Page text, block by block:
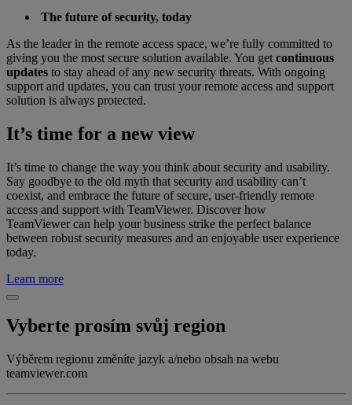
The future of security, today
As the leader in the remote access space, we’re fully committed to
giving you the most secure solution available. You get continuous
updates to stay ahead of any new security threats. With ongoing
support and updates, you can trust your remote access and support
solution is always protected.
It’s time for a new view
It’s time to change the way you think about security and usability.
Say goodbye to the old myth that security and usability can’t
coexist, and embrace the future of secure, user-friendly remote
access and support with TeamViewer. Discover how
TeamViewer can help your business strike the perfect balance
between robust security measures and an enjoyable user experience
today.
Learn more
Vyberte prosím svůj region
Výběrem regionu změníte jazyk a/nebo obsah na webu
teamviewer.com